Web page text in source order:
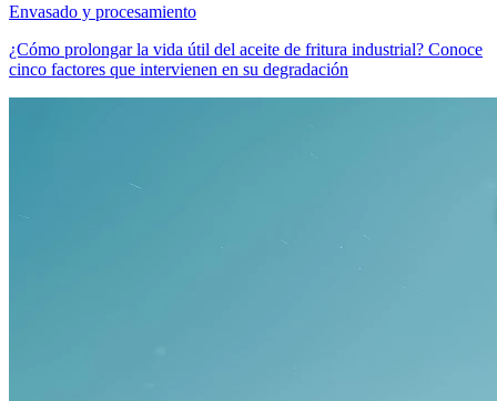
Envasado y procesamiento
¿Cómo prolongar la vida útil del aceite de fritura industrial? Conoce
cinco factores que intervienen en su degradación